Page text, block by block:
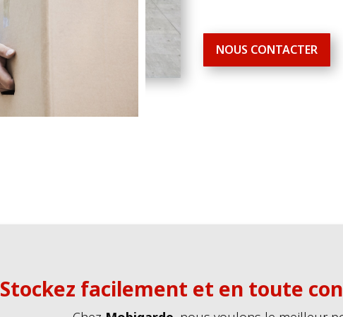
NOUS CONTACTER
Stockez facilement et en toute